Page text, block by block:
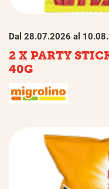
Dal 28.07.2026 al
2 X PARTY
40G